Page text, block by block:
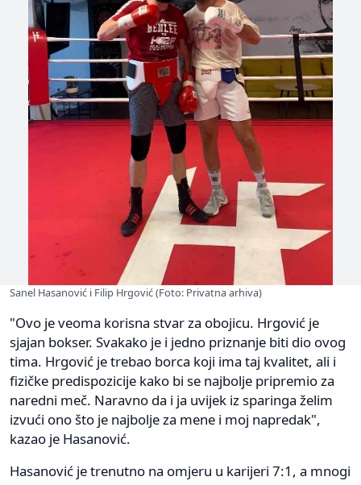
Sanel Hasanović i Filip Hrgović (Foto: Privatna arhiva)
"Ovo je veoma korisna stvar za obojicu. Hrgović je
sjajan bokser. Svakako je i jedno priznanje biti dio ovog
tima. Hrgović je trebao borca koji ima taj kvalitet, ali i
fizičke predispozicije kako bi se najbolje pripremio za
naredni meč. Naravno da i ja uvijek iz sparinga želim
izvući ono što je najbolje za mene i moj napredak",
kazao je Hasanović.
Hasanović je trenutno na omjeru u karijeri 7:1, a mnogi